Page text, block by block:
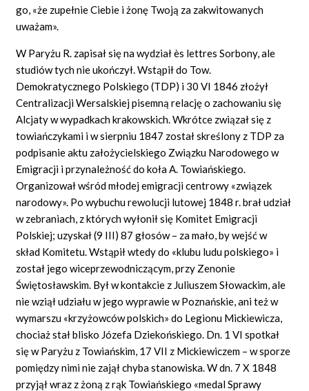
go, «że zupełnie Ciebie i żonę Twoją za zakwitowanych
uważam».
W Paryżu R. zapisał się na wydział ès lettres Sorbony, ale
studiów tych nie ukończył. Wstąpił do Tow.
Demokratycznego Polskiego (TDP) i 30 VI 1846 złożył
Centralizacji Wersalskiej pisemną relację o zachowaniu się
Alcjaty w wypadkach krakowskich. Wkrótce związał się z
towiańczykami i w sierpniu 1847 został skreślony z TDP za
podpisanie aktu założycielskiego Związku Narodowego w
Emigracji i przynależność do koła A. Towiańskiego.
Organizował wśród młodej emigracji centrowy «związek
narodowy». Po wybuchu rewolucji lutowej 1848 r. brał udział
w zebraniach, z których wyłonił się Komitet Emigracji
Polskiej; uzyskał (9 III) 87 głosów – za mało, by wejść w
skład Komitetu. Wstąpił wtedy do «klubu ludu polskiego» i
został jego wiceprzewodniczącym, przy Zenonie
Świętosławskim. Był w kontakcie z Juliuszem Słowackim, ale
nie wziął udziału w jego wyprawie w Poznańskie, ani też w
wymarszu «krzyżowców polskich» do Legionu Mickiewicza,
chociaż stał blisko Józefa Dziekońskiego. Dn. 1 VI spotkał
się w Paryżu z Towiańskim, 17 VII z Mickiewiczem – w sporze
pomiędzy nimi nie zajął chyba stanowiska. W dn. 7 X 1848
przyjął wraz z żoną z rąk Towiańskiego «medal Sprawy